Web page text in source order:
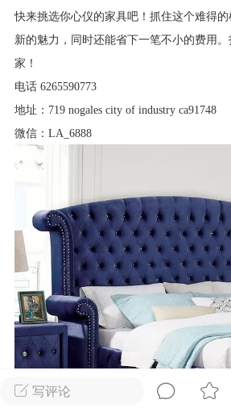
华人资讯
阅读洛杉矶新闻
华人社区信息发布规范》
华人社区账号注册及使用规范》
洛杉矶热点 娱乐八卦
民宿短租 房屋买卖
写评论
快来挑选你心仪的家具吧！抓住这个难得
新的魅力，同时还能省下一笔不小的费用
家！
电话 6265590773
地址：719 nogales city of industry ca91748
微信：LA_6888